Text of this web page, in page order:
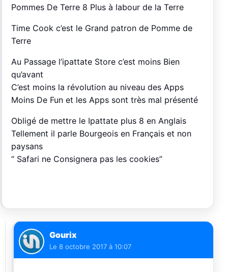
Pommes De Terre 8 Plus à labour de la Terre
Time Cook c’est le Grand patron de Pomme de
Terre
Au Passage l’ipattate Store c’est moins Bien
qu’avant
C’est moins la révolution au niveau des Apps
Moins De Fun et les Apps sont très mal présenté
Obligé de mettre le Ipattate plus 8 en Anglais
Tellement il parle Bourgeois en Français et non
paysans
“ Safari ne Consignera pas les cookies”
Gourix
Le 8 octobre 2017 à 10:07